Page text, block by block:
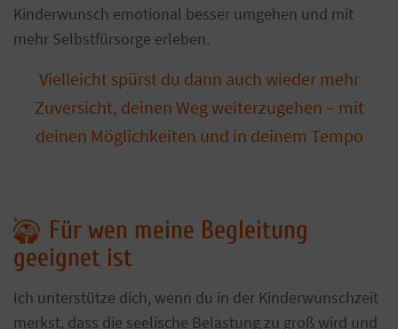
Kinderwunsch emotional besser umgehen und mit
mehr Selbstfürsorge erleben.
Vielleicht spürst du dann auch wieder mehr
Zuversicht, deinen Weg weiterzugehen – mit
deinen Möglichkeiten und in deinem Tempo
Für wen meine Begleitung
geeignet ist
Ich unterstütze dich, wenn du in der Kinderwunschzeit
merkst, dass die seelische Belastung zu groß wird und